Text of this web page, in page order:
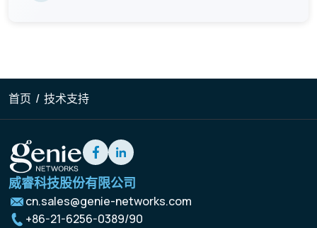
首页 / 技术支持
威睿科技股份有限公司
cn.sales@genie-networks.com
+86-21-6256-0389/90